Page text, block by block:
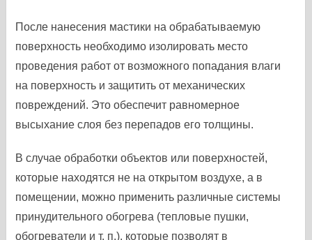
После нанесения мастики на обрабатываемую
поверхность необходимо изолировать место
проведения работ от возможного попадания влаги
на поверхность и защитить от механических
повреждений. Это обеспечит равномерное
высыхание слоя без перепадов его толщины.
В случае обработки объектов или поверхностей,
которые находятся не на открытом воздухе, а в
помещении, можно применить различные системы
принудительного обогрева (тепловые пушки,
обогреватели и т. п.), которые позволят в